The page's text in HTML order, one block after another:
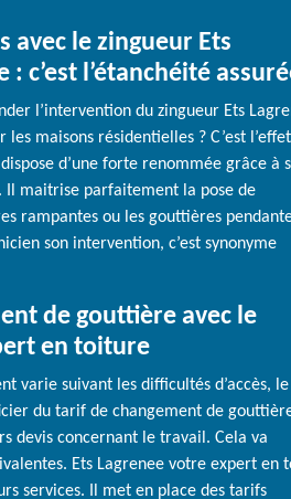
avec le zingueur Ets
c’est l’étanchéité
l’intervention du zingueur Ets
maisons résidentielles ? C’est
d’une forte renommée grâce à
Il maitrise parfaitement la pose de
rampantes ou les gouttières
son intervention, c’est synonyme
de gouttière avec le
en toiture
varie suivant les difficultés d’accès,
du tarif de changement de
devis concernant le travail. Cela va
Ets Lagrenee votre expert en
services. Il met en place des tarifs